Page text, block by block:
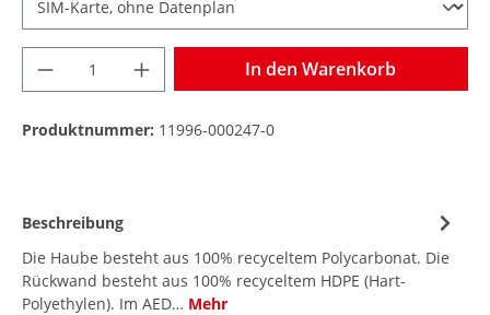
In den Warenkorb
Produktnummer: 11996-000247-0
Beschreibung
Die Haube besteht aus 100% recyceltem Polycarbonat. Die
Rückwand besteht aus 100% recyceltem HDPE (Hart-
Polyethylen). Im AED… Mehr